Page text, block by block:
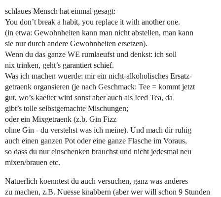
schlaues Mensch hat einmal gesagt:
You don’t break a habit, you replace it with another one.
(in etwa: Gewohnheiten kann man nicht abstellen, man kann
sie nur durch andere Gewohnheiten ersetzen).
Wenn du das ganze WE rumlaeufst und denkst: ich soll
nix trinken, geht’s garantiert schief.
Was ich machen wuerde: mir ein nicht-alkoholisches Ersatz-
getraenk organsieren (je nach Geschmack: Tee = kommt jetzt
gut, wo’s kaelter wird sonst aber auch als Iced Tea, da
gibt’s tolle selbstgemachte Mischungen;
oder ein Mixgetraenk (z.b. Gin Fizz
ohne Gin - du verstehst was ich meine). Und mach dir ruhig
auch einen ganzen Pot oder eine ganze Flasche im Voraus,
so dass du nur einschenken brauchst und nicht jedesmal neu
mixen/brauen etc.
Natuerlich koenntest du auch versuchen, ganz was anderes
zu machen, z.B. Nuesse knabbern (aber wer will schon 9 Stunden